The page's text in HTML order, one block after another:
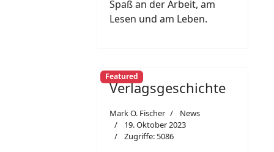
Spaß an der Arbeit, am
Lesen und am Leben.
Featured
Verlagsgeschichte
Mark O. Fischer
News
19. Oktober 2023
Zugriffe: 5086